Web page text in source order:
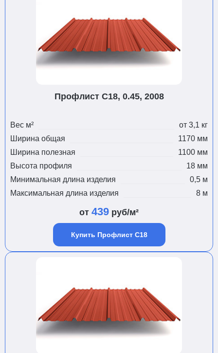
Профлист С18, 0.45, 2008
Вес м²
от 3,1 кг
Ширина общая
1170 мм
Ширина полезная
1100 мм
Высота профиля
18 мм
Минимальная длина изделия
0,5 м
Максимальная длина изделия
8 м
от 439 руб/м²
Купить Профлист С18